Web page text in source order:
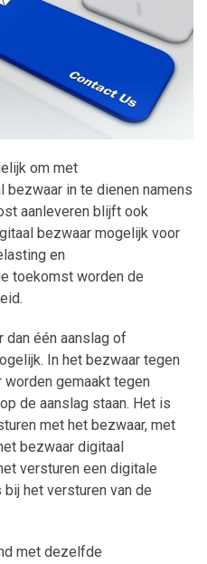
om met
in te dienen namens
aanleveren blijft ook
bezwaar mogelijk voor
en
toekomst worden de
dan één aanslag of
In het bezwaar tegen
worden gemaakt tegen
de aanslag staan. Het is
met het bezwaar, met
bezwaar digitaal
versturen een digitale
het versturen van de
met dezelfde